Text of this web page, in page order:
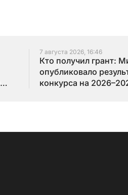
7 августа 2026, 16:46
Кто получил грант:
опубликовало
конкурса на